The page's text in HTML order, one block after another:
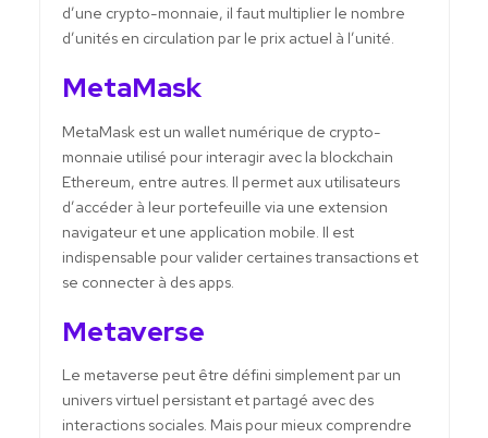
d’une crypto-monnaie, il faut multiplier le nombre
d’unités en circulation par le prix actuel à l’unité.
MetaMask
MetaMask est un wallet numérique de crypto-
monnaie utilisé pour interagir avec la blockchain
Ethereum, entre autres. Il permet aux utilisateurs
d’accéder à leur portefeuille via une extension
navigateur et une application mobile. Il est
indispensable pour valider certaines transactions et
se connecter à des apps.
Metaverse
Le metaverse peut être défini simplement par un
univers virtuel persistant et partagé avec des
interactions sociales. Mais pour mieux comprendre